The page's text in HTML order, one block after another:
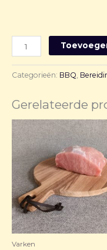
Categorieën: BBQ,
Gerelateerde
Varken
€ 9,70
tot
€ 19,40